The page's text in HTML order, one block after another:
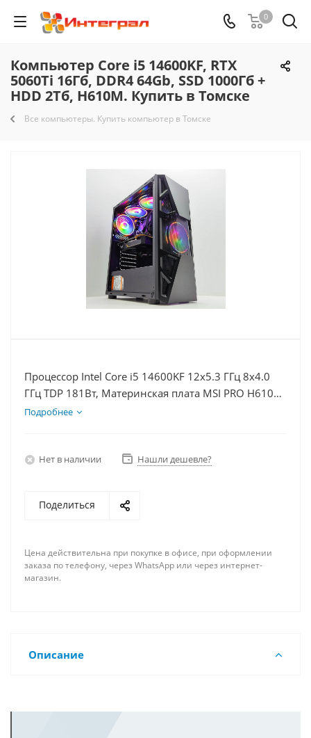
0
Компьютер Core i5 14600KF, RTX
5060Ti 16Гб, DDR4 64Gb, SSD 1000Гб +
HDD 2Тб, H610M. Купить в Томске
Все компьютеры. Купить компьютер в Томске
Процессор Intel Core i5 14600KF 12x5.3 ГГц 8x4.0
ГГц TDP 181Вт, Материнская плата MSI PRO H610M-
E, Видеокарта RTX 5060Ti 16Гб, Память
Подробнее
Нет в наличии Нашли дешевле?
Поделиться
Цена действительна при покупке в офисе, при оформлении
заказа по телефону, через WhatsApp или через интернет-
магазин.
Описание